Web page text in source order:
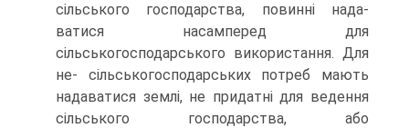
сільського господарства, повинні нада­
ватися насамперед для
сільськогосподарського використання. Для
не- сільськогосподарських потреб мають
надаватися землі, не придатні для ведення
сільського господарства, або